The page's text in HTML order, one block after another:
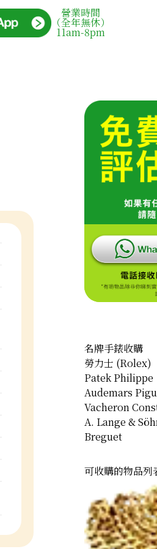
營業時間
（全年無休）
11am-8pm
名牌手錶收購
勞力士 (Rolex)
Patek Philippe
Audemars
Vacheron
A. Lange &
Breguet
可收購的物品列